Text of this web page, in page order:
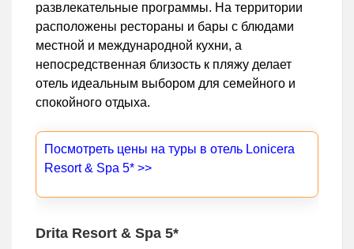
развлекательные программы. На территории
расположены рестораны и бары с блюдами
местной и международной кухни, а
непосредственная близость к пляжу делает
отель идеальным выбором для семейного и
спокойного отдыха.
Посмотреть цены на туры в отель Lonicera
Resort & Spa 5* >>
Drita Resort & Spa 5*